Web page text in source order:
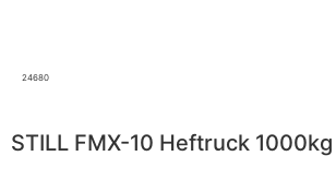
24680
STILL FMX-10 Heftruck 1000kg